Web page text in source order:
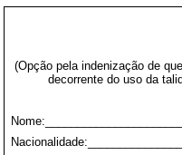
(Opção pela indenização de
decorrente do uso da